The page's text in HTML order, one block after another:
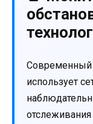
Современный
использует